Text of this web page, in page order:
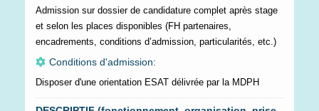
Admission sur dossier de candidature complet après stage
et selon les places disponibles (FH partenaires,
encadrements, conditions d’admission, particularités, etc.)
Conditions d'admission:
Disposer d'une orientation ESAT délivrée par la MDPH